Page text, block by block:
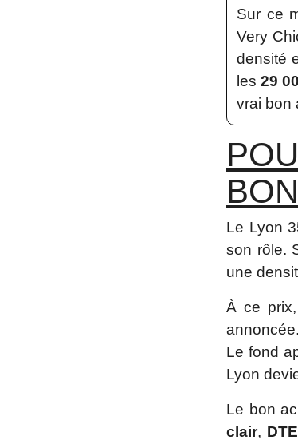
Sur ce
Very
densité
les29
vrai bon
Le Lyon
son rôle.
une
À ce
Le fond
Lyon
Le bon
clair,